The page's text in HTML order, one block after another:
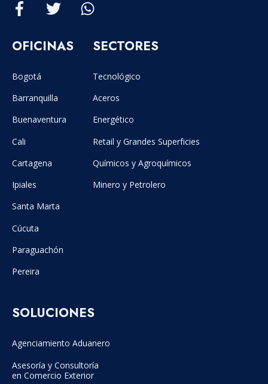
OFICINAS
Bogotá
Barranquilla
Buenaventura
Cali
Cartagena
Ipiales
Santa Marta
Cúcuta
Paraguachón
Pereira
SECTORES
Tecnológico
Aceros
Energético
Retail y Grandes Superficies
Químicos y Agroquímicos
Minero y Petrolero
SOLUCIONES
Agenciamiento Aduanero
Asesoría y Consultoría
en Comercio Exterior